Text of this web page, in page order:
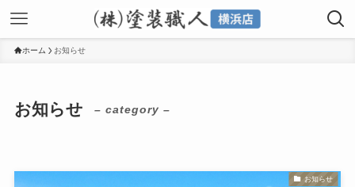
ホーム お知らせ
お知らせ – category –
お知らせ